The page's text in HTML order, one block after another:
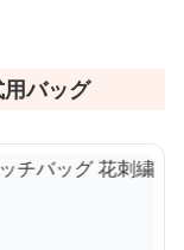
バッグ